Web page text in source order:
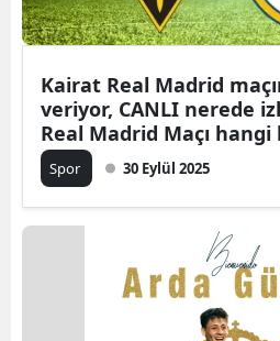
Kairat Real Madrid
veriyor, CANLI nerede
Real Madrid Maçı
Kaçta?
Spor 30 Eylül 2025